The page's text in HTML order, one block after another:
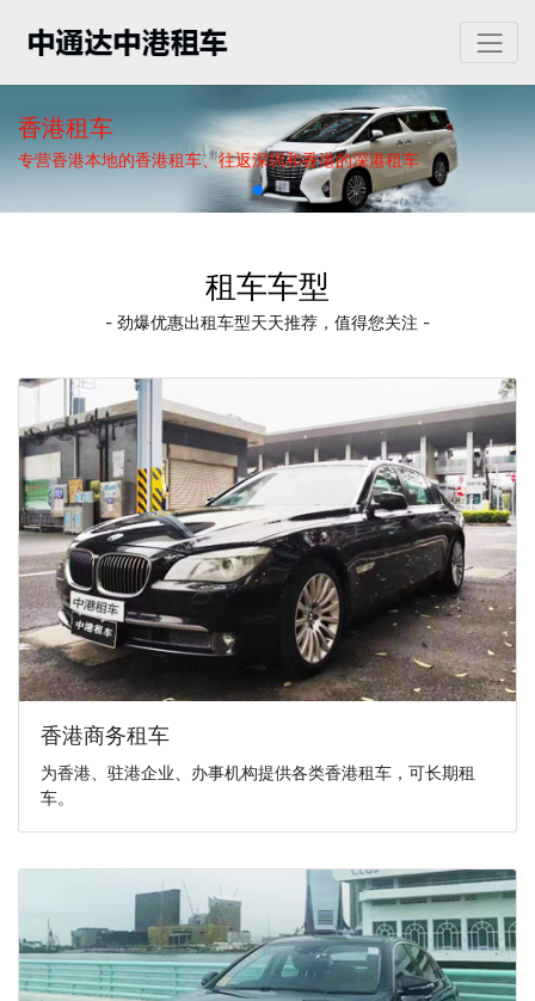
香港租车
专营香港本地的香港租车、往返深圳和香港的深港租车
租车车型
- 劲爆优惠出租车型天天推荐，值得您关注 -
香港商务租车
为香港、驻港企业、办事机构提供各类香港租车，可长期租
车。